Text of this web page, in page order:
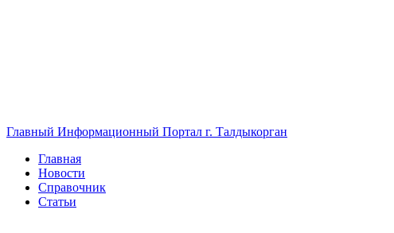
Главный Информационный Портал г. Талдыкорган
Главная
Новости
Справочник
Статьи